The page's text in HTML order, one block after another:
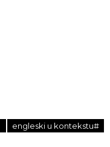
engleski u kontekstu#